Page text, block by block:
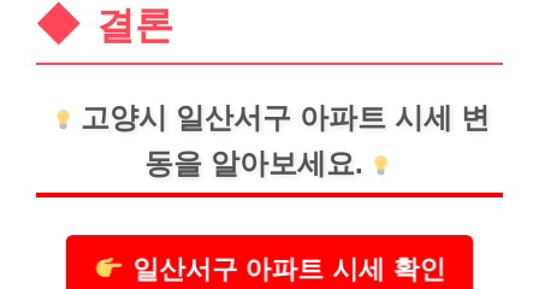
결론
고양시 일산서구 아파트 시세 변
동을 알아보세요.
일산서구 아파트 시세 확인